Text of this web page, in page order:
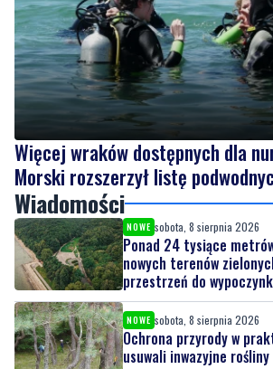
Więcej wraków dostępnych dla
Morski rozszerzył listę
Wiadomości
NOWE sobota, 8 sierpnia 2026
Ponad 24 tysiące
nowych terenów
przestrzeń do
NOWE sobota, 8 sierpnia 2026
Ochrona przyrody w
usuwali inwazyjne rośliny